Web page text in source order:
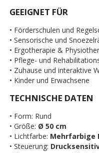
GEEIGNET FÜR
• Förderschulen und
• Sensorische und
• Ergotherapie &
• Pflege- und
• Zuhause und interaktive
• Kinder und Erwachsene
TECHNISCHE DATEN
• Form: Rund
• Größe: Ø 50 cm
• Lichtfarbe: Mehrfarbige
• Steuerung: